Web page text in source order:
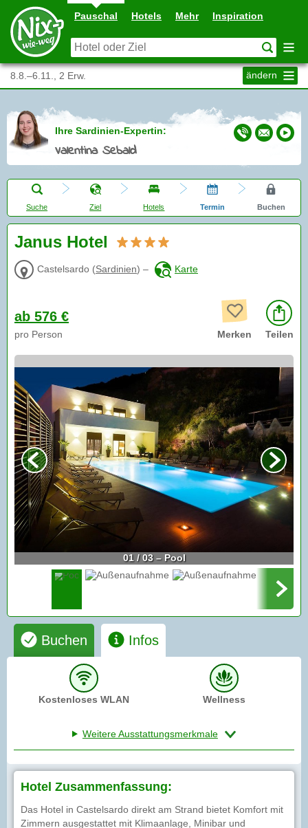
Pauschal Hotels Mehr Inspiration
8.8.–6.11., 2 Erw. ändern
Ihre Sardinien-Expertin:
Valentina Sebald
Suche Ziel Hotels Termin Buchen
Janus Hotel
Castelsardo (Sardinien) – Karte
ab 576 €
pro Person Merken Teilen
01 / 03 – Pool
Buchen Infos
Kostenloses WLAN Wellness
Weitere Ausstattungsmerkmale
Hotel Zusammenfassung:
Das Hotel in Castelsardo direkt am Strand bietet Komfort mit
Zimmern ausgestattet mit Klimaanlage, Minibar und